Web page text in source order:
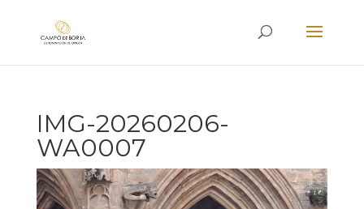
IMG-20260206-
WA0007